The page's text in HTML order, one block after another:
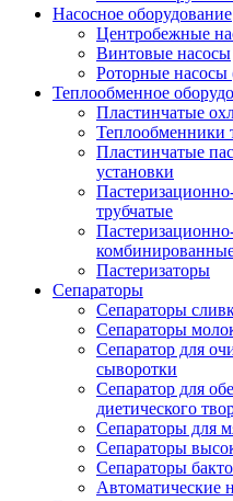
Насосное оборудование
Центробежные
Винтовые насосы
Роторные насосы
Теплообменное
Пластинчатые
Теплообменники
Пластинчатые
установки
трубчатые
Пастеризаторы
Сепараторы
Сепараторы
Сепараторы
Сепаратор для
сыворотки
Сепаратор для
диетического
Сепараторы для
Сепараторы
Сепараторы
Автоматические